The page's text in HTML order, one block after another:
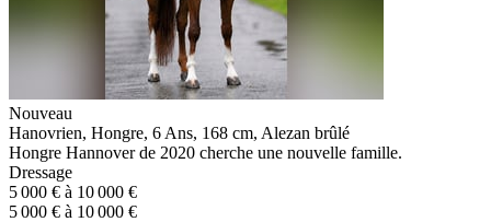
Nouveau
Hanovrien, Hongre, 6 Ans, 168 cm, Alezan brûlé
Hongre Hannover de 2020 cherche une nouvelle famille.
Dressage
5 000 € à 10 000 €
5 000 € à 10 000 €